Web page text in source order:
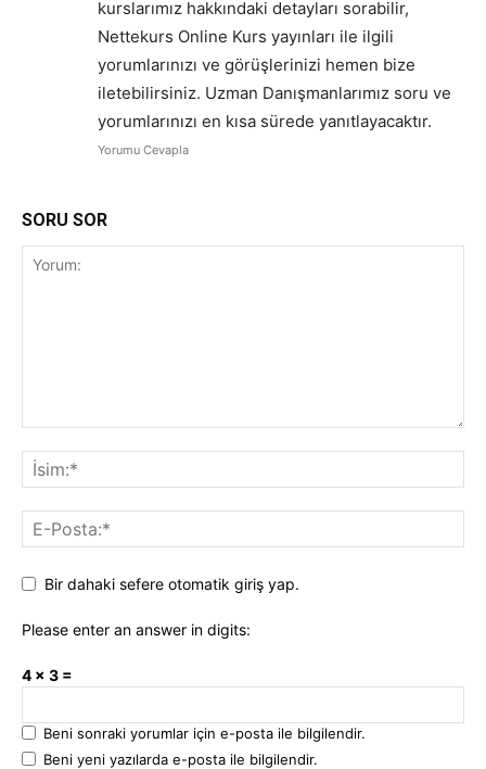
kurslarımız hakkındaki detayları sorabilir,
Nettekurs Online Kurs yayınları ile ilgili
yorumlarınızı ve görüşlerinizi hemen bize
iletebilirsiniz. Uzman Danışmanlarımız soru ve
yorumlarınızı en kısa sürede yanıtlayacaktır.
Yorumu Cevapla
SORU SOR
Bir dahaki sefere otomatik giriş yap.
Please enter an answer in digits:
4 × 3 =
Beni sonraki yorumlar için e-posta ile bilgilendir.
Beni yeni yazılarda e-posta ile bilgilendir.